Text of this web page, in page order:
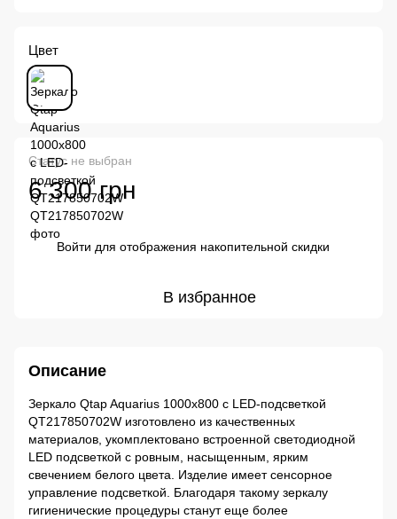
Цвет
Статус не выбран
6 300 грн
Войти для отображения накопительной скидки
В избранное
Описание
Зеркало Qtap Aquarius 1000х800 с LED-подсветкой
QT217850702W изготовлено из качественных
материалов, укомплектовано встроенной светодиодной
LED подсветкой с ровным, насыщенным, ярким
свечением белого цвета. Изделие имеет сенсорное
управление подсветкой. Благодаря такому зеркалу
гигиенические процедуры станут еще более